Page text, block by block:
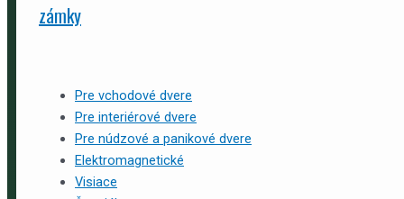
zámky
Pre vchodové dvere
Pre interiérové dvere
Pre núdzové a panikové dvere
Elektromagnetické
Visiace